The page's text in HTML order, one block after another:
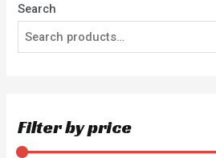
Search
Filter by price